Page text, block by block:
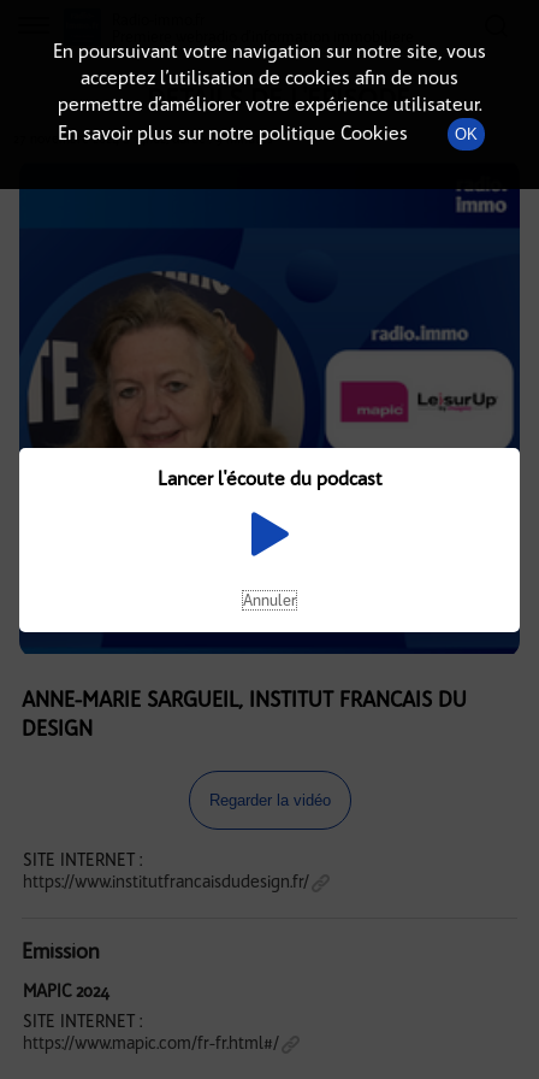
DÉTAILS DE L'ÉPISODE
27 novembre 2024à 14h02, durée : 9 minutes
ANNE-MARIE SARGUEIL, INSTITUT FRANCAIS DU
DESIGN
Regarder la vidéo
SITE INTERNET :
https://www.institutfrancaisdudesign.fr/
Emission
MAPIC 2024
SITE INTERNET :
https://www.mapic.com/fr-fr.html#/
En poursuivant votre navigation sur notre site, vous
acceptez l’utilisation de cookies afin de nous
permettre d’améliorer votre expérience utilisateur.
En savoir plus sur notre politique Cookies
OK
Lancer l'écoute du podcast
Annuler